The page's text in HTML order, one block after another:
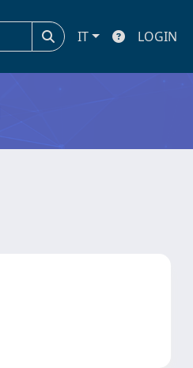
IT LOGIN